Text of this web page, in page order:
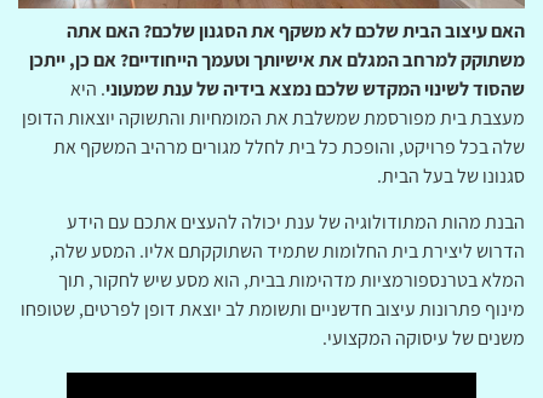
האם עיצוב הבית שלכם לא משקף את הסגנון שלכם? האם אתה
משתוקק למרחב המגלם את אישיותך וטעמך הייחודיים? אם כן, ייתכן
שהסוד לשינוי המקדש שלכם נמצא בידיה של ענת שמעוני. היא
מעצבת בית מפורסמת שמשלבת את המומחיות והתשוקה יוצאות הדופן
שלה בכל פרויקט, והופכת כל בית לחלל מגורים מרהיב המשקף את
סגנונו של בעל הבית.
הבנת מהות המתודולוגיה של ענת יכולה להעצים אתכם עם הידע
הדרוש ליצירת בית החלומות שתמיד השתוקקתם אליו. המסע שלה,
המלא בטרנספורמציות מדהימות בבית, הוא מסע שיש לחקור, תוך
מינוף פתרונות עיצוב חדשניים ותשומת לב יוצאת דופן לפרטים, שטופחו
משנים של עיסוקה המקצועי.